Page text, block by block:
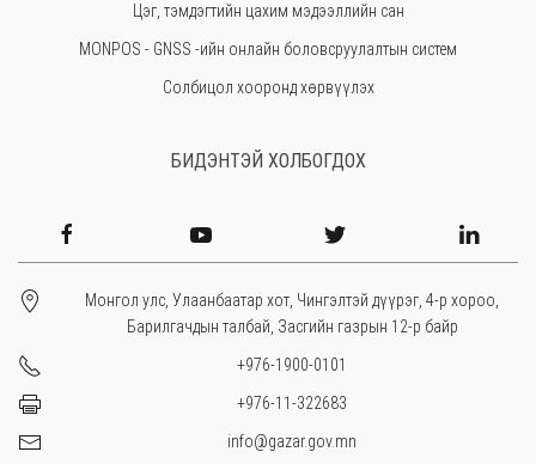
Завхан
Цэг, тэмдэгтийн цахим мэдээллийн сан
MONPOS - GNSS -ийн онлайн боловсруулалтын систем
Солбицол хооронд хөрвүүлэх
БИДЭНТЭЙ ХОЛБОГДОХ
Монгол улс, Улаанбаатар хот, Чингэлтэй дүүрэг, 4-р хороо,
Барилгачдын талбай, Засгийн газрын 12-р байр
+976-1900-0101
+976-11-322683
info@gazar.gov.mn